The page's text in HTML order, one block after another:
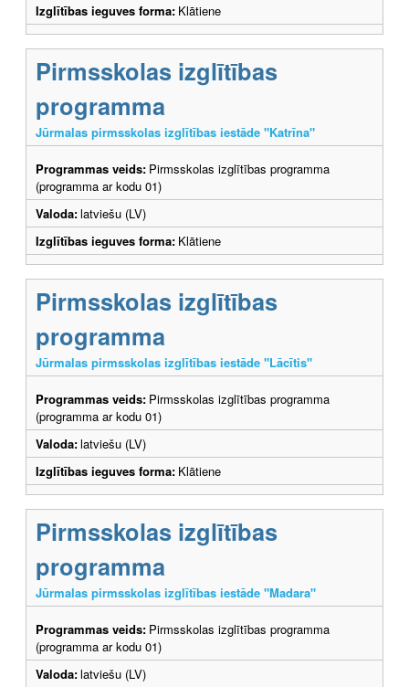
Izglītības ieguves forma: Klātiene
Pirmsskolas izglītības
programma
Jūrmalas pirmsskolas izglītības iestāde "Katrīna"
Programmas veids: Pirmsskolas izglītības programma
(programma ar kodu 01)
Valoda:latviešu (LV)
Izglītības ieguves forma: Klātiene
Pirmsskolas izglītības
programma
Jūrmalas pirmsskolas izglītības iestāde "Lācītis"
Programmas veids: Pirmsskolas izglītības programma
(programma ar kodu 01)
Valoda:latviešu (LV)
Izglītības ieguves forma: Klātiene
Pirmsskolas izglītības
programma
Jūrmalas pirmsskolas izglītības iestāde "Madara"
Programmas veids: Pirmsskolas izglītības programma
(programma ar kodu 01)
Valoda:latviešu (LV)